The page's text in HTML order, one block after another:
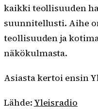
kaikki teollisuuden
suunnitellusti. Aihe
teollisuuden ja
näkökulmasta.
Asiasta kertoi ensin
Lähde: Yleisradio